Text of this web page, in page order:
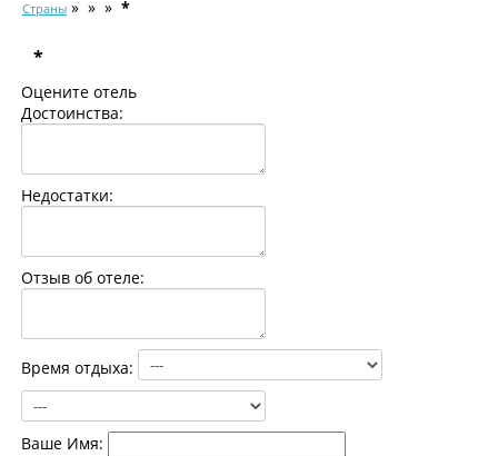
Календарь туров
Цены дня
Страны
О нас
Контакты
Страны » » » *
*
Оцените отель
Достоинства:
Недостатки:
Отзыв об отеле:
Время отдыха:
Ваше Имя: